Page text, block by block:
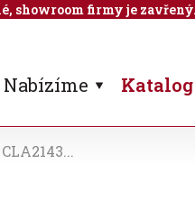
Nabízíme
CLA2143...
showroom firmy je